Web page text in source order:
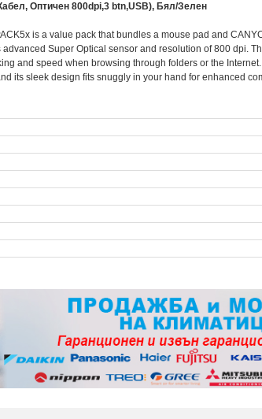
Оптичен 800dpi,3 btn,USB), Бял/Зелен
is a value pack that bundles a mouse pad and
Super Optical sensor and resolution of 800 dpi.
and speed when browsing through folders or the
its sleek design fits snuggly in your hand for enhanced